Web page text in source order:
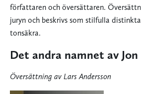
författaren och översättaren.
juryn och beskrivs som stilfulla
tonsäkra.
Det andra namnet av Jon
Översättning av Lars Andersson